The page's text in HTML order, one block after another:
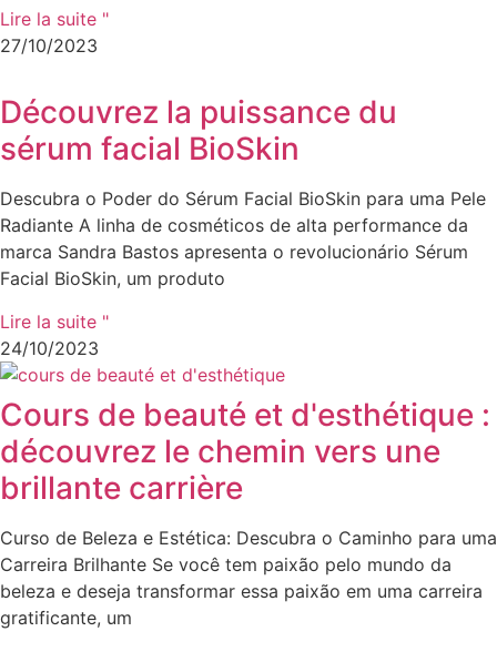
Lire la suite "
27/10/2023
Découvrez la puissance du
sérum facial BioSkin
Descubra o Poder do Sérum Facial BioSkin para uma Pele
Radiante A linha de cosméticos de alta performance da
marca Sandra Bastos apresenta o revolucionário Sérum
Facial BioSkin, um produto
Lire la suite "
24/10/2023
Cours de beauté et d'esthétique :
découvrez le chemin vers une
brillante carrière
Curso de Beleza e Estética: Descubra o Caminho para uma
Carreira Brilhante Se você tem paixão pelo mundo da
beleza e deseja transformar essa paixão em uma carreira
gratificante, um